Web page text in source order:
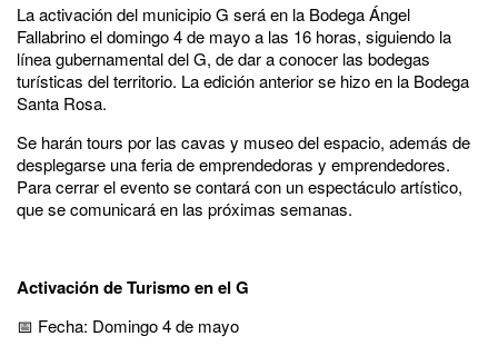
La activación del municipio G será en la Bodega Ángel
Fallabrino el domingo 4 de mayo a las 16 horas, siguiendo la
línea gubernamental del G, de dar a conocer las bodegas
turísticas del territorio. La edición anterior se hizo en la Bodega
Santa Rosa.
Se harán tours por las cavas y museo del espacio, además de
desplegarse una feria de emprendedoras y emprendedores.
Para cerrar el evento se contará con un espectáculo artístico,
que se comunicará en las próximas semanas.
Activación de Turismo en el G
📅 Fecha: Domingo 4 de mayo